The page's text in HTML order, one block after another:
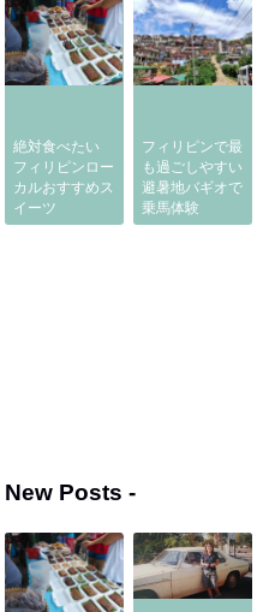
絶対食べたい
フィリピンロー
カルおすすめス
イーツ
フィリピンで最
も過ごしやすい
避暑地バギオで
乗馬体験
New Posts -